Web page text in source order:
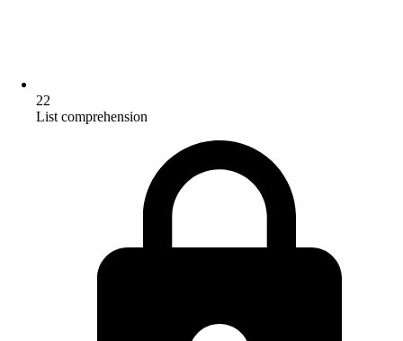
22
List comprehension